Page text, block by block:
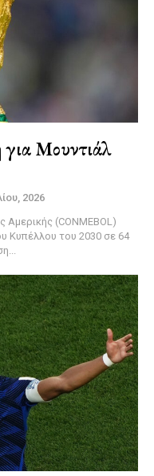
Μουντιάλ
2026
(CONMEBOL)
Κυπέλλου του 2030 σε 64